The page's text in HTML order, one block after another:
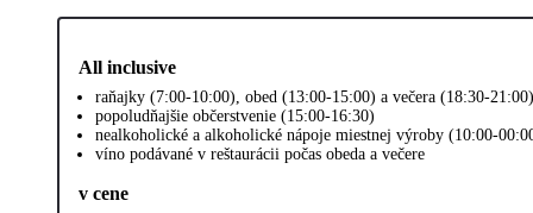
All inclusive
raňajky (7:00-10:00), obed (13:00-15:00) a večera (18:30-
popoludňajšie občerstvenie (15:00-16:30)
nealkoholické a alkoholické nápoje miestnej výroby (10:00-
víno podávané v reštaurácii počas obeda a večere
v cene